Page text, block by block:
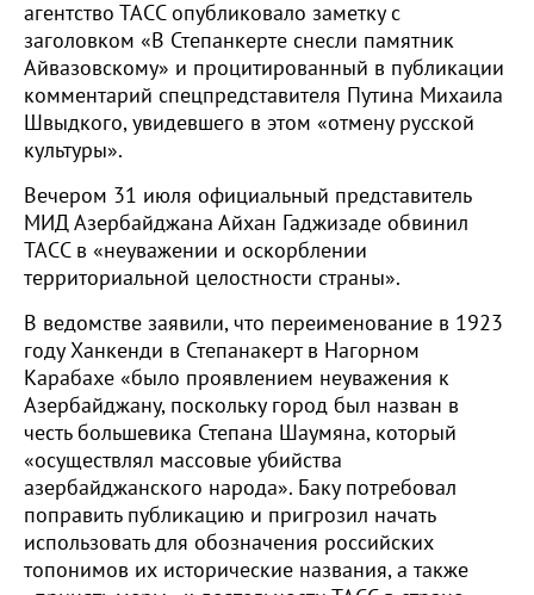
агентство ТАСС опубликовало заметку с
заголовком «В Степанкерте снесли памятник
Айвазовскому» и процитированный в публикации
комментарий спецпредставителя Путина Михаила
Швыдкого, увидевшего в этом «отмену русской
культуры».
Вечером 31 июля официальный представитель
МИД Азербайджана Айхан Гаджизаде обвинил
ТАСС в «неуважении и оскорблении
территориальной целостности страны».
В ведомстве заявили, что переименование в 1923
году Ханкенди в Степанакерт в Нагорном
Карабахе «было проявлением неуважения к
Азербайджану, поскольку город был назван в
честь большевика Степана Шаумяна, который
«осуществлял массовые убийства
азербайджанского народа». Баку потребовал
поправить публикацию и пригрозил начать
использовать для обозначения российских
топонимов их исторические названия, а также